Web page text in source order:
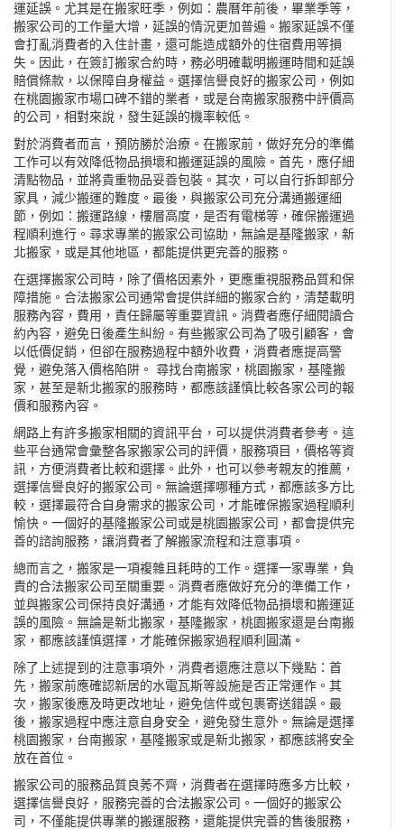
運延誤。尤其是在搬家旺季，例如：農曆年前後，畢業季等，
搬家公司的工作量大增，延誤的情況更加普遍。搬家延誤不僅
會打亂消費者的入住計畫，還可能造成額外的住宿費用等損
失。因此，在簽訂搬家合約時，務必明確載明搬運時間和延誤
賠償條款，以保障自身權益。選擇信譽良好的搬家公司，例如
在桃園搬家市場口碑不錯的業者，或是台南搬家服務中評價高
的公司，相對來說，發生延誤的機率較低。
對於消費者而言，預防勝於治療。在搬家前，做好充分的準備
工作可以有效降低物品損壞和搬運延誤的風險。首先，應仔細
清點物品，並將貴重物品妥善包裝。其次，可以自行拆卸部分
家具，減少搬運的難度。最後，與搬家公司充分溝通搬運細
節，例如：搬運路線，樓層高度，是否有電梯等，確保搬運過
程順利進行。尋求專業的搬家公司協助，無論是基隆搬家，新
北搬家，或是其他地區，都能提供更完善的服務。
在選擇搬家公司時，除了價格因素外，更應重視服務品質和保
障措施。合法搬家公司通常會提供詳細的搬家合約，清楚載明
服務內容，費用，責任歸屬等重要資訊。消費者應仔細閱讀合
約內容，避免日後產生糾紛。有些搬家公司為了吸引顧客，會
以低價促銷，但卻在服務過程中額外收費，消費者應提高警
覺，避免落入價格陷阱。 尋找台南搬家，桃園搬家，基隆搬
家，甚至是新北搬家的服務時，都應該謹慎比較各家公司的報
價和服務內容。
網路上有許多搬家相關的資訊平台，可以提供消費者參考。這
些平台通常會彙整各家搬家公司的評價，服務項目，價格等資
訊，方便消費者比較和選擇。此外，也可以參考親友的推薦，
選擇信譽良好的搬家公司。無論選擇哪種方式，都應該多方比
較，選擇最符合自身需求的搬家公司，才能確保搬家過程順利
愉快。一個好的基隆搬家公司或是桃園搬家公司，都會提供完
善的諮詢服務，讓消費者了解搬家流程和注意事項。
總而言之，搬家是一項複雜且耗時的工作。選擇一家專業，負
責的合法搬家公司至關重要。消費者應做好充分的準備工作，
並與搬家公司保持良好溝通，才能有效降低物品損壞和搬運延
誤的風險。無論是新北搬家，基隆搬家，桃園搬家還是台南搬
家，都應該謹慎選擇，才能確保搬家過程順利圓滿。
除了上述提到的注意事項外，消費者還應注意以下幾點：首
先，搬家前應確認新居的水電瓦斯等設施是否正常運作。其
次，搬家後應及時更改地址，避免信件或包裹寄送錯誤。最
後，搬家過程中應注意自身安全，避免發生意外。無論是選擇
桃園搬家，台南搬家，基隆搬家或是新北搬家，都應該將安全
放在首位。
搬家公司的服務品質良莠不齊，消費者在選擇時應多方比較，
選擇信譽良好，服務完善的合法搬家公司。一個好的搬家公
司，不僅能提供專業的搬運服務，還能提供完善的售後服務，